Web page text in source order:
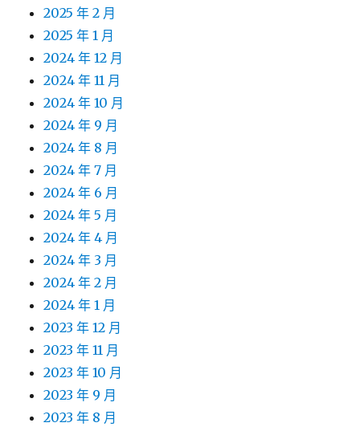
2025 年 2 月
2025 年 1 月
2024 年 12 月
2024 年 11 月
2024 年 10 月
2024 年 9 月
2024 年 8 月
2024 年 7 月
2024 年 6 月
2024 年 5 月
2024 年 4 月
2024 年 3 月
2024 年 2 月
2024 年 1 月
2023 年 12 月
2023 年 11 月
2023 年 10 月
2023 年 9 月
2023 年 8 月